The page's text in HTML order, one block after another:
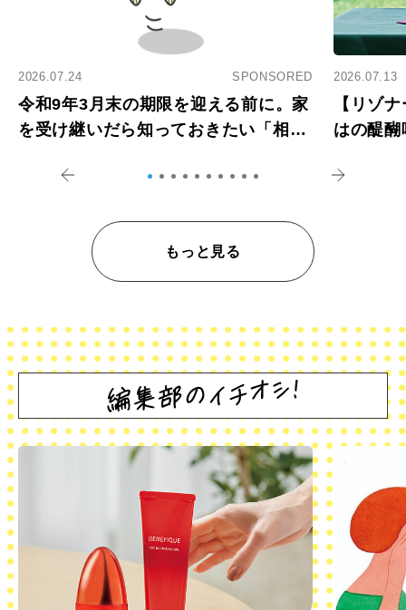
2026.07.24 SPONSORED
令和9年3月末の期限を迎える前に。家
を受け継いだら知っておきたい「相続
2026.07.13
【リゾ
はの醍
もっと見る